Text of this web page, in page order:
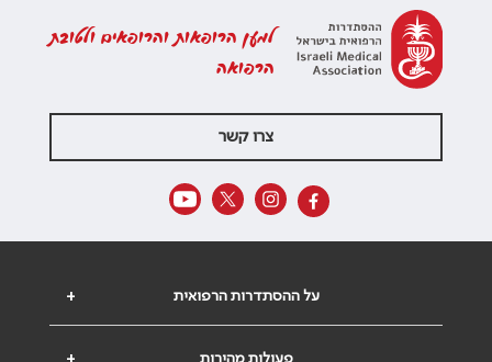
למען הרופאות והרופאים ולטובת
הרפואה
צרו קשר
+ על ההסתדרות הרפואית